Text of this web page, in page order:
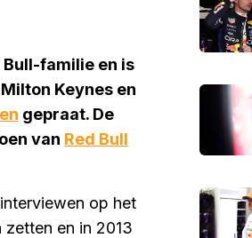
familie en is
Keynes en
gepraat. De
van Red Bull
op het
en in 2013